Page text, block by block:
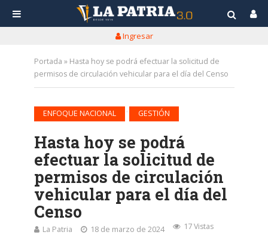
Ingresar
Portada » Hasta hoy se podrá efectuar la solicitud de
permisos de circulación vehicular para el día del Censo
ENFOQUE NACIONAL GESTIÓN
Hasta hoy se podrá
efectuar la solicitud de
permisos de circulación
vehicular para el día del
Censo
La Patria 18 de marzo de 2024 17 Vistas